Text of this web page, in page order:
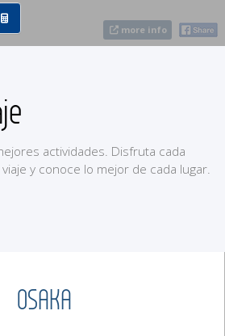
more info
actividades. Disfruta cada
y conoce lo mejor de cada lugar.
OSAKA